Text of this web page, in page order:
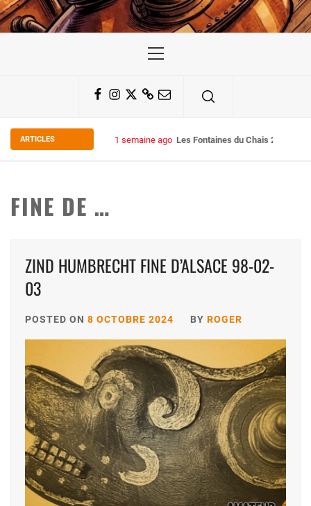
Menu
Facebook
Instagram
TwitterSubstack
Email
ARTICLES 1 semaine ago Les Fontaines du Chais 27
FINE DE …
ZIND HUMBRECHT FINE D’ALSACE 98-02-
03
POSTED ON 8 OCTOBRE 2024 BY ROGER